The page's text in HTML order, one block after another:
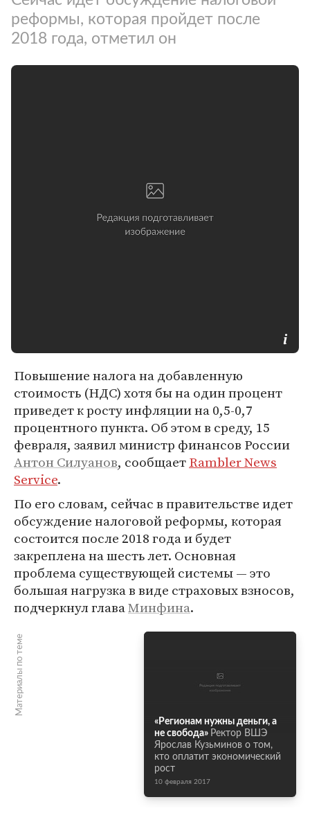
реформы, которая пройдет после
2018 года, отметил он
Повышение налога на добавленную
стоимость (НДС) хотя бы на один процент
приведет к росту инфляции на 0,5-0,7
процентного пункта. Об этом в среду, 15
февраля, заявил министр финансов России
Антон Силуанов, сообщаетRambler News
Service.
По его словам, сейчас в правительстве идет
обсуждение налоговой реформы, которая
состоится после 2018 года и будет
закреплена на шесть лет. Основная
проблема существующей системы — это
большая нагрузка в виде страховых взносов,
подчеркнул главаМинфина.
Материалы по теме
«Регионам нужны деньги, а
не свобода» Ректор ВШЭ
Ярослав Кузьминов о том,
кто оплатит экономический
рост
10 февраля 2017